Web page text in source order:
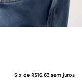
3 x de R$16,63 sem juros